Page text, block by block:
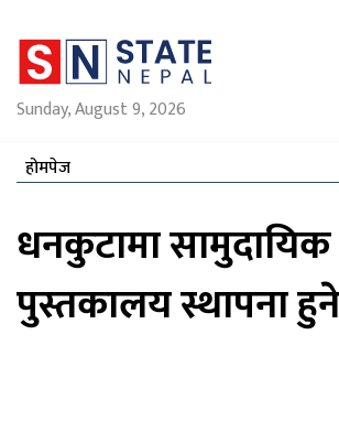
Sunday, August 9, 2026
होमपेज
धनकुटामा सामुदायिक
पुस्तकालय स्थापना हुने